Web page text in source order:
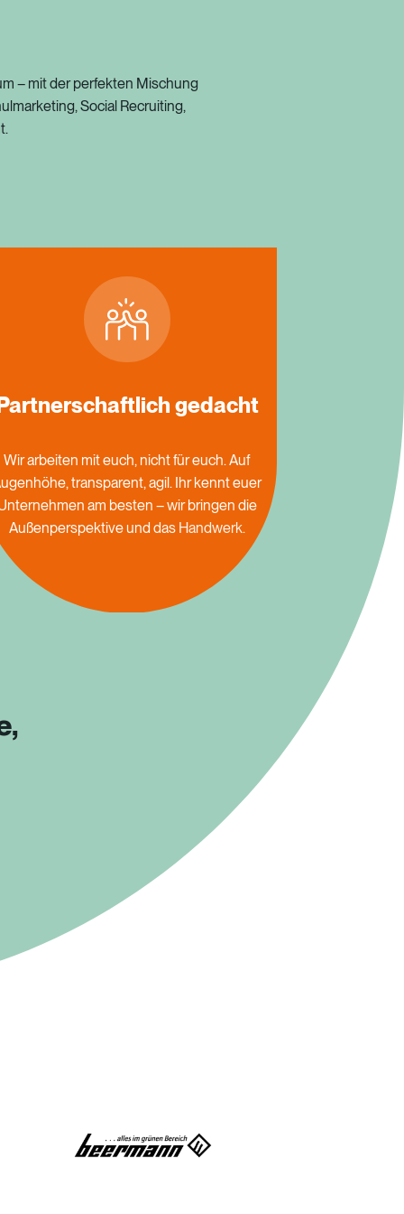
– mitder perfekten Mischung
Social Recruiting,
gedacht
Wirarbeiten miteuch, nichtfüreuch. Auf
transparent, agil. Ihr kennteuer
am besten –wir bringen die
Außenperspektiveunddas Handwerk.